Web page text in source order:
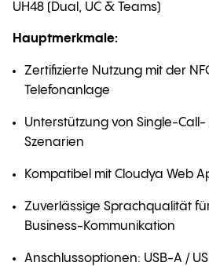
UH48 (Dual, UC & Teams)
Hauptmerkmale:
Zertifizierte Nutzung mit der
Telefonanlage
Unterstützung von Single-
Szenarien
Kompatibel mit Cloudya Web
Zuverlässige Sprachqualität
Business-Kommunikation
Anschlussoptionen: USB-A /